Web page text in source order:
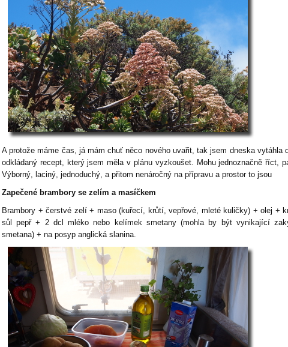
A protože máme čas, já mám chuť něco nového uvařit, tak jsem dneska vytáhla
odkládaný recept, který jsem měla v plánu vyzkoušet. Mohu jednoznačně říct,
Výborný, laciný, jednoduchý, a přitom nenáročný na přípravu a prostor to jsou
Zapečené brambory se zelím a masíčkem
Brambory + čerstvé zelí + maso (kuřecí, krůtí, vepřové, mleté kuličky) + olej +
sůl pepř + 2 dcl mléko nebo kelímek smetany (mohla by být vynikající
smetana) + na posyp anglická slanina.